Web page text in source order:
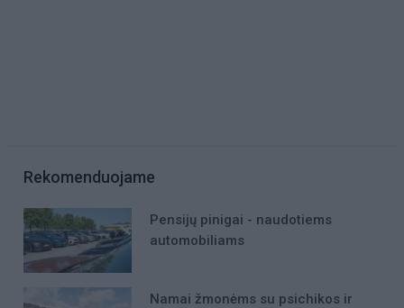
Rekomenduojame
Pensijų pinigai - naudotiems
automobiliams
Namai žmonėms su psichikos ir